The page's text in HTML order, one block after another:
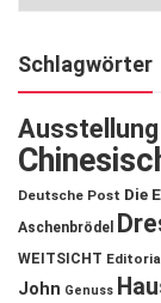
Schlagwörter
Ausstellung
Deutsche Post Die
Aschenbrödel
WEITSICHT
John Genuss